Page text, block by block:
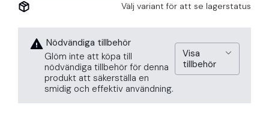
Välj variant för att se lagerstatus
Nödvändiga tillbehör
Glöm inte att köpa till
nödvändiga tillbehör för denna
produkt att säkerställa en
smidig och effektiv användning.
Visa
tillbehör